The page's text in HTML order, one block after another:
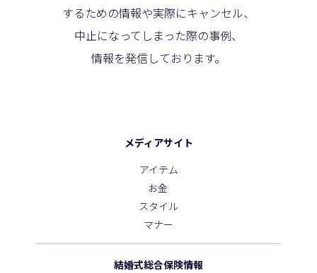
するための情報や実際にキャンセル、
中止になってしまった際の事例、
情報を発信しております。
メディアサイト
アイテム
お金
スタイル
マナー
結婚式総合保険情報